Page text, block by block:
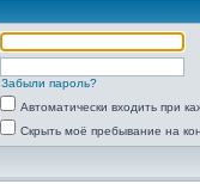
Забыли пароль?
Автоматически входить при
Скрыть моё пребывание на